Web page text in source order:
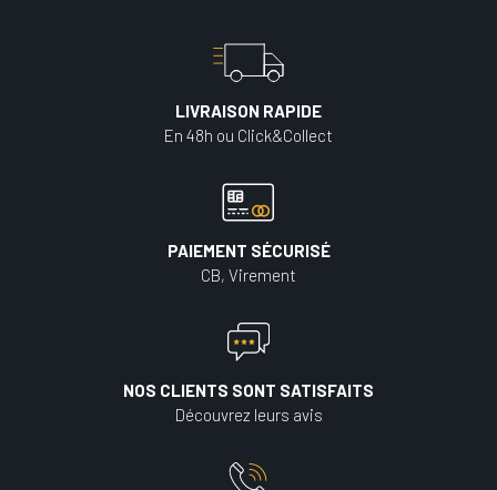
LIVRAISON RAPIDE
En 48h ou Click&Collect
PAIEMENT SÉCURISÉ
CB, Virement
NOS CLIENTS SONT SATISFAITS
Découvrez leurs avis